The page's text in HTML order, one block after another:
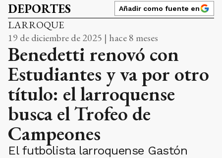
DEPORTES Añadir como fuente en
LARROQUE
19 de diciembre de 2025 | hace 8 meses
Benedetti renovó con
Estudiantes y va por otro
título: el larroquense
busca el Trofeo de
Campeones
El futbolista larroquense Gastón